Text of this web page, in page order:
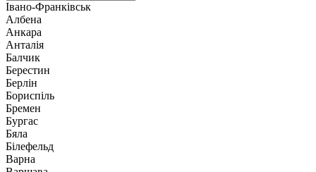
Івано-Франківськ
Албена
Анкара
Анталія
Балчик
Берестин
Берлін
Бориспіль
Бремен
Бургас
Бяла
Білефельд
Варна